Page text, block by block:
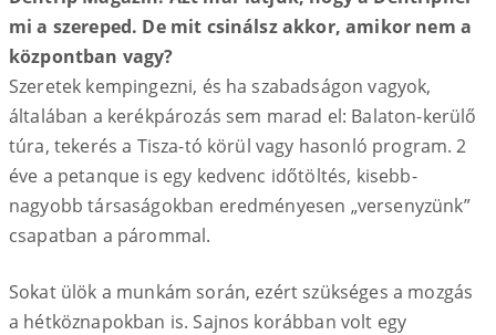
mi a szereped. De mit csinálsz akkor, amikor nem a
központban vagy?
Szeretek kempingezni, és ha szabadságon vagyok,
általában a kerékpározás sem marad el: Balaton-kerülő
túra, tekerés a Tisza-tó körül vagy hasonló program. 2
éve a petanque is egy kedvenc időtöltés, kisebb-
nagyobb társaságokban eredményesen „versenyzünk”
csapatban a párommal.
Sokat ülök a munkám során, ezért szükséges a mozgás
a hétköznapokban is. Sajnos korábban volt egy